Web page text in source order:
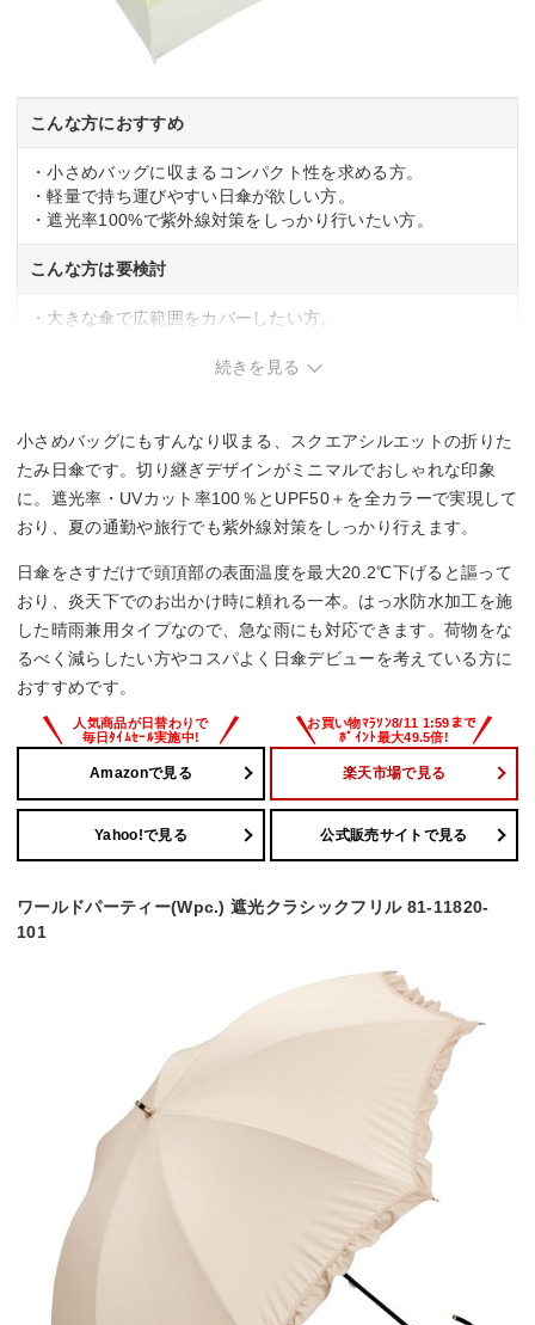
こんな方におすすめ
・小さめバッグに収まるコンパクト性を求める方。
・軽量で持ち運びやすい日傘が欲しい方。
・遮光率100%で紫外線対策をしっかり行いたい方。
こんな方は要検討
・大きな傘で広範囲をカバーしたい方。
続きを見る
小さめバッグにもすんなり収まる、スクエアシルエットの折りた
たみ日傘です。切り継ぎデザインがミニマルでおしゃれな印象
に。遮光率・UVカット率100％とUPF50＋を全カラーで実現して
おり、夏の通勤や旅行でも紫外線対策をしっかり行えます。
日傘をさすだけで頭頂部の表面温度を最大20.2℃下げると謳って
おり、炎天下でのお出かけ時に頼れる一本。はっ水防水加工を施
した晴雨兼用タイプなので、急な雨にも対応できます。荷物をな
るべく減らしたい方やコスパよく日傘デビューを考えている方に
おすすめです。
Amazonで見る 楽天市場で見る
Yahoo!で見る 公式販売サイトで見る
ワールドパーティー(Wpc.) 遮光クラシックフリル 81-11820-
101